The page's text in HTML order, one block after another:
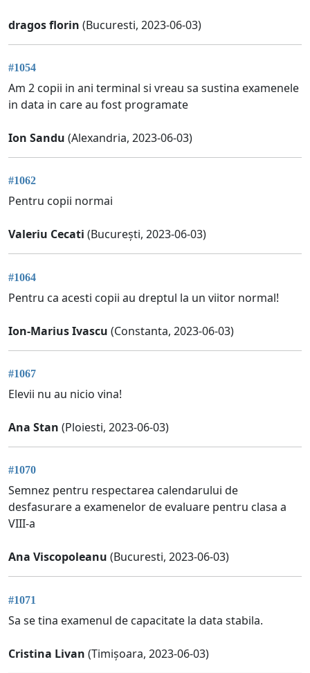
dragos florin (Bucuresti, 2023-06-03)
#1054
Am 2 copii in ani terminal si vreau sa sustina examenele
in data in care au fost programate
Ion Sandu (Alexandria, 2023-06-03)
#1062
Pentru copii normai
Valeriu Cecati (București, 2023-06-03)
#1064
Pentru ca acesti copii au dreptul la un viitor normal!
Ion-Marius Ivascu (Constanta, 2023-06-03)
#1067
Elevii nu au nicio vina!
Ana Stan (Ploiesti, 2023-06-03)
#1070
Semnez pentru respectarea calendarului de
desfasurare a examenelor de evaluare pentru clasa a
VIII-a
Ana Viscopoleanu (Bucuresti, 2023-06-03)
#1071
Sa se tina examenul de capacitate la data stabila.
Cristina Livan (Timișoara, 2023-06-03)